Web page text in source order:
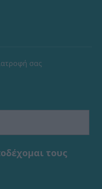
σας
τους